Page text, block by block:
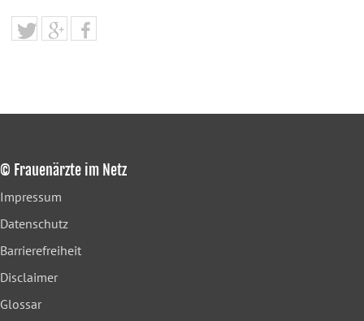
© Frauenärzte im Netz
Impressum
Datenschutz
Barrierefreiheit
Disclaimer
Glossar